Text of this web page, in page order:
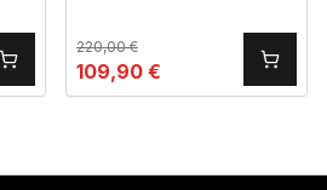
220,00€
109,90 €